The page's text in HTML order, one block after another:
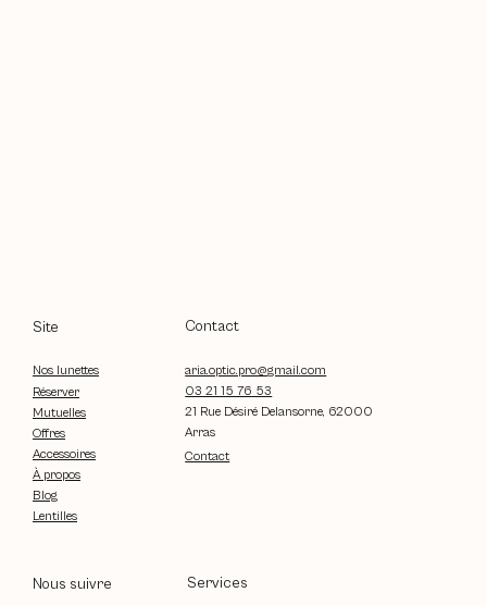
Site
Nos lunettes
Réserver
Mutuelles
Offres
Accessoires
À propos
Blog
Lentilles
Contact
Contact
aria.optic.pro@gmail.com
03 21 15 76 53
21 Rue Désiré Delansorne, 62000
Arras
Nous suivre Services